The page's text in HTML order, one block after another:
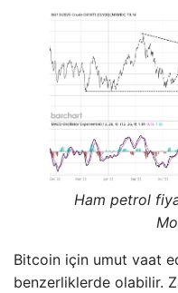
Ham petrol
Bitcoin için umut vaat
benzerliklerde olabilir.